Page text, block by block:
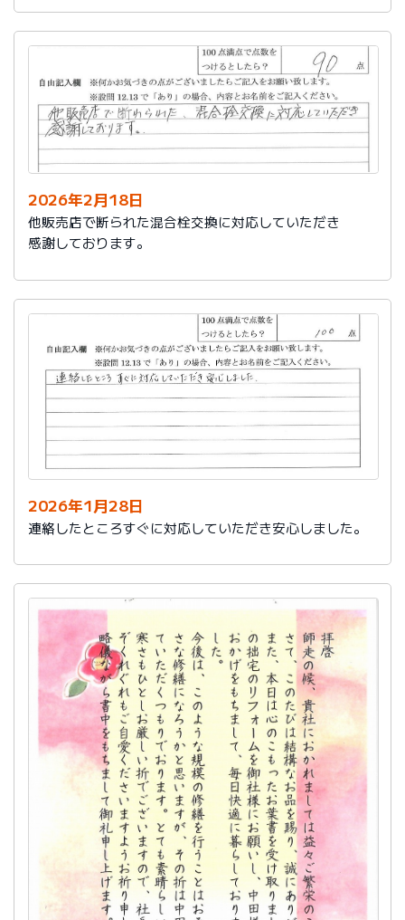
2026年2月18日
他販売店で断られた混合栓交換に対応していただき
感謝しております。
2026年1月28日
連絡したところすぐに対応していただき安心しました。